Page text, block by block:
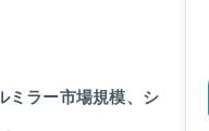
ミラー市場規模、シ